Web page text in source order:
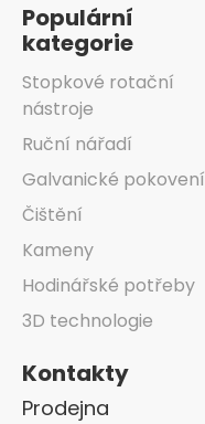
Populární
kategorie
Stopkové rotační
nástroje
Ruční nářadí
Galvanické pokovení
Čištění
Kameny
Hodinářské potřeby
3D technologie
Kontakty
Prodejna